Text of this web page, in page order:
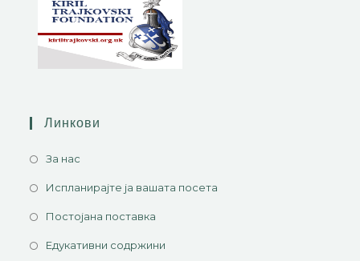
Линкови
За нас
Испланирајте ја вашата посета
Постојана поставка
Едукативни содржини